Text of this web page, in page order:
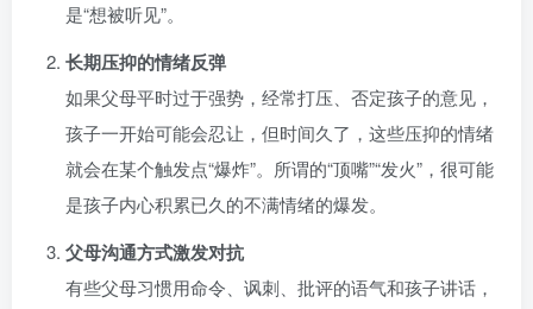
是“想被听见”。
长期压抑的情绪反弹
如果父母平时过于强势，经常打压、否定孩子的意见，
孩子一开始可能会忍让，但时间久了，这些压抑的情绪
就会在某个触发点“爆炸”。所谓的“顶嘴”“发火”，很可能
是孩子内心积累已久的不满情绪的爆发。
父母沟通方式激发对抗
有些父母习惯用命令、讽刺、批评的语气和孩子讲话，